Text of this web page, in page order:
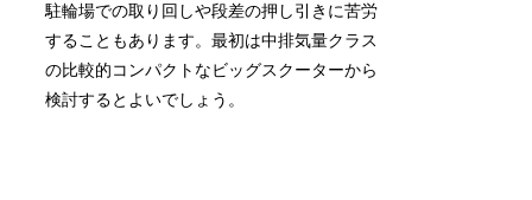
駐輪場での取り回しや段差の押し引きに苦労
することもあります。最初は中排気量クラス
の比較的コンパクトなビッグスクーターから
検討するとよいでしょう。